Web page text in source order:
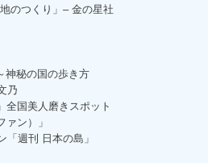
のつくり」– 金の星社
神秘の国の歩き方
乃
全国美人磨きスポット
ン）」
「週刊 日本の島」